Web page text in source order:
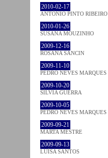
2010-02-17
ANTÓNIO PINTO RIBEIRO
2010-01-26
SUSANA MOUZINHO
2009-12-16
ROSANA SANCIN
2009-11-10
PEDRO NEVES MARQUES
2009-10-20
SÍLVIA GUERRA
2009-10-05
PEDRO NEVES MARQUES
2009-09-21
MARTA MESTRE
2009-09-13
LUÍSA SANTOS